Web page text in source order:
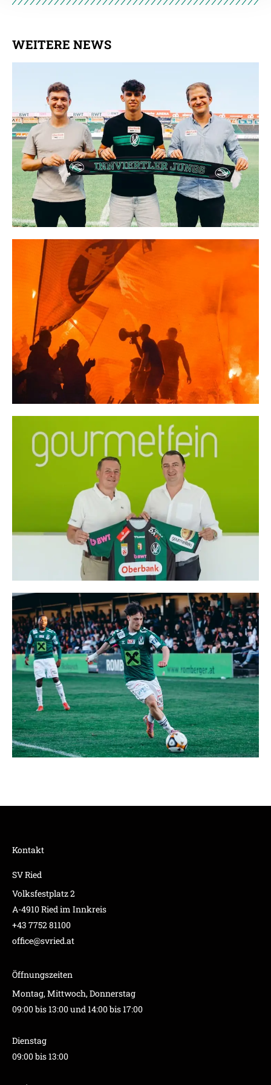
Empfänger entnehmen Sie unserer
WEITERE NEWS
Kontakt
SV Ried
Volksfestplatz 2
A-4910 Ried im Innkreis
+43 7752 81100
office@svried.at
Öffnungszeiten
Montag, Mittwoch, Donnerstag
09:00 bis 13:00 und 14:00 bis 17:00
Dienstag
09:00 bis 13:00